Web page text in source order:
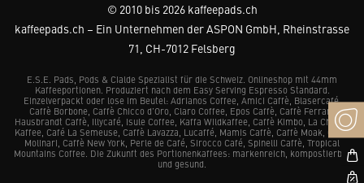
© 2010 bis 2026 kaffeepads.ch
kaffeepads.ch – Ein Unternehmen der ASPON GmbH, Rheinstrasse
71, CH-7012 Felsberg
E.S.E. Pads, Pods & Cialde Spezialist für die Schweiz. Onlineshop mit 44mm
Kaffeeportionen. Produziert nach dem Easy Serving Espresso Standard.
Einzelverpackt oder lose im Beutel: Adrianos Coffee, Amici Caffè, Blasercafé,
Caffè Borbone, Caffè Chicco d’Oro, Claro Coffee, Epos Caffè, Caffè Ferrari,
Hausbrandt Caffè, Illycafé, Isule Coffee, Kaffa Wildkaffee, Caffè Kimbo, La Chacra
Kaffee, Café La Semeuse, Caffè Lavazza, Lucaffé, Mamis Caffè, Caffè Moak, Caffè
Molinari, Caffè New York, Perle de Café, Sirocco Café, Spinelli Caffè, Tropical
Mountains Coffee. Die Zukunft des Portionenkaffees: markenreich, kompostierbar
und gesund.